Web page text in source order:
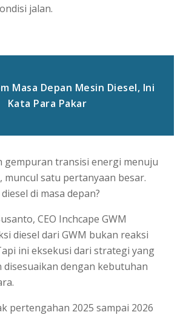
jalan.
Masa Depan Mesin Diesel, Ini
Kata Para Pakar
gempuran transisi energi menuju
satu pertanyaan besar.
di masa depan?
CEO Inchcape GWM
diesel dari GWM bukan reaksi
ini eksekusi dari strategi yang
disesuaikan dengan kebutuhan
pertengahan 2025 sampai 2026